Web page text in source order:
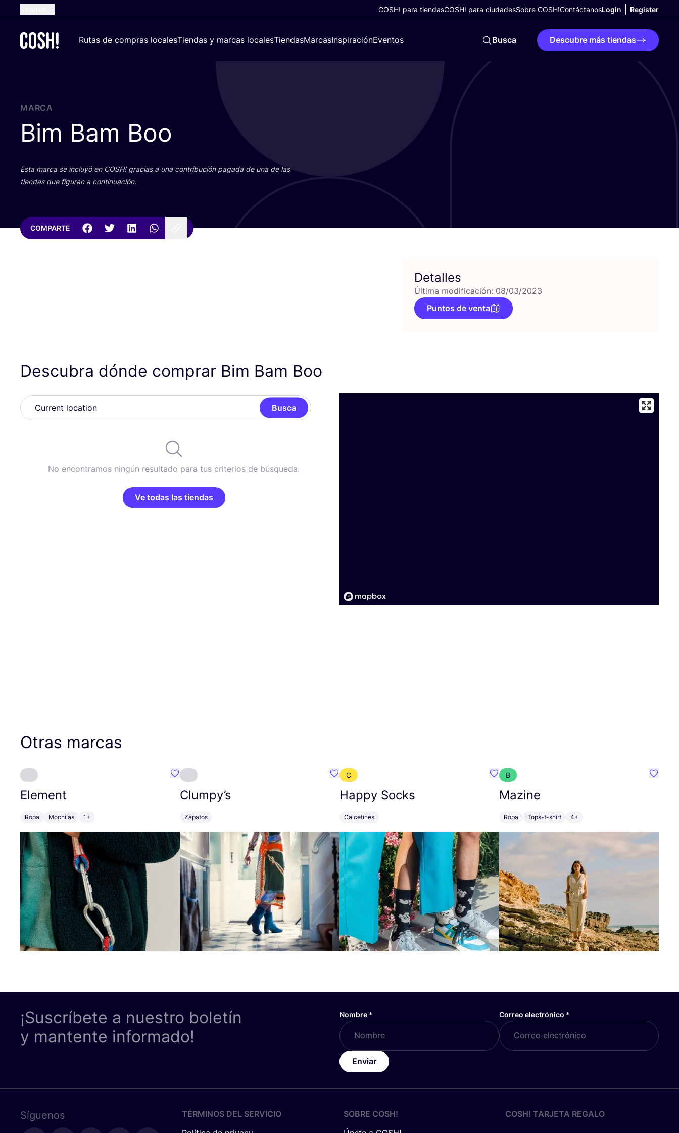
Dutch
Croatian
COSH! para tiendasCOSH! para ciudadesSobre COSH!ContáctanosLogin Register
Rutas de compras localesTiendas y marcas localesTiendasMarcasInspiraciónEventos Busca Descubre más tiendas
MARCA
Bim Bam Boo
Esta mar­ca se inclu­yó en COSH! gra­cias a una con­tri­bu­ción paga­da de una de las
tien­das que figu­ran a continuación.
COMPARTE
Detalles
Última modificación: 08/03/2023
Puntos de venta
Descubra dónde comprar Bim Bam Boo
Busca
No encontramos ningún resultado para tus criterios de búsqueda.
Ve todas las tiendas
Otras marcas
Element
Ropa Mochilas 1+
Favoritos {nombre}
Clumpy’s
Zapatos
Favoritos {nombre}
C
Happy Socks
Calcetines
Favoritos {nombre}
B
Mazine
Ropa Tops-t-shirt 4+
¡Suscríbete a nuestro boletín
y mantente informado!
Nombre * Correo electrónico *
Enviar
Síguenos
TÉRMINOS DEL SERVICIO
SOBRE COSH!
COSH! TARJETA REGALO